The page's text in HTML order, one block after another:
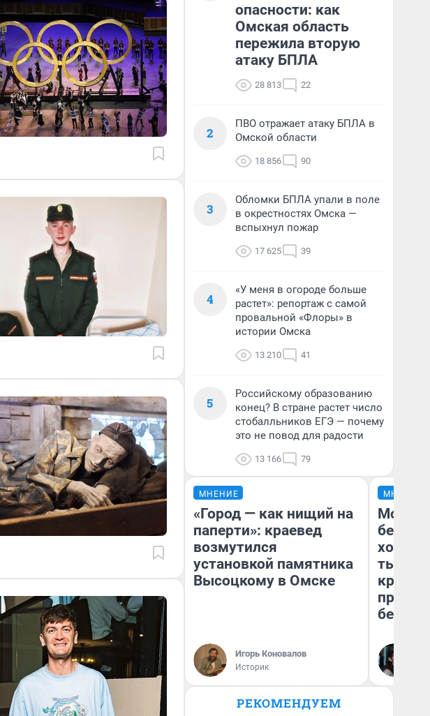
опасности: как
Омская область
пережила вторую
атаку БПЛА
28 813 22
2
ПВО отражает атаку БПЛА в
Омской области
18 856 90
3
Обломки БПЛА упали в поле
в окрестностях Омска —
вспыхнул пожар
17 625 39
4
«У меня в огороде больше
растет»: репортаж с самой
провальной «Флоры» в
истории Омска
13 210 41
5
Российскому образованию
конец? В стране растет число
стобалльников ЕГЭ — почему
это не повод для радости
13 166 79
МНЕНИЕ
«Город — как нищий на
паперти»: краевед
возмутился
установкой памятника
Высоцкому в Омске
Игорь Коновалов
Историк
МНЕНИЕ
Мой
хотела
тысяч,
РЕКОМЕНДУЕМ